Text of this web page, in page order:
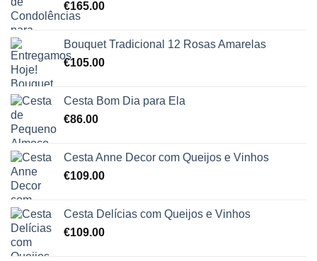
€165.00
Bouquet Tradicional 12 Rosas Amarelas
€105.00
Cesta Bom Dia para Ela
€86.00
Cesta Anne Decor com Queijos e Vinhos
€109.00
Cesta Delícias com Queijos e Vinhos
€109.00